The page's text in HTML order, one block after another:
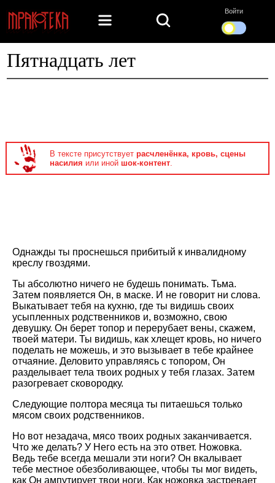
Войти
Пятнадцать лет
В тексте присутствуетрасчленёнка, кровь, сцены
насилия или иной шок-контент.
Однажды ты проснешься прибитый к инвалидному
креслу гвоздями.
Ты абсолютно ничего не будешь понимать. Тьма.
Затем появляется Он, в маске. И не говорит ни слова.
Выкатывает тебя на кухню, где ты видишь своих
усыпленных родственников и, возможно, свою
девушку. Он берет топор и перерубает вены, скажем,
твоей матери. Ты видишь, как хлещет кровь, но ничего
поделать не можешь, и это вызывает в тебе крайнее
отчаяние. Деловито управляясь с топором, Он
разделывает тела твоих родных у тебя глазах. Затем
разогревает сковородку.
Следующие полтора месяца ты питаешься только
мясом своих родственников.
Но вот незадача, мясо твоих родных заканчивается.
Что же делать? У Него есть на это ответ. Ножовка.
Ведь тебе всегда мешали эти ноги? Он вкалывает
тебе местное обезболивающее, чтобы ты мог видеть,
как Он ампутирует твои ноги. Как ножовка застревает